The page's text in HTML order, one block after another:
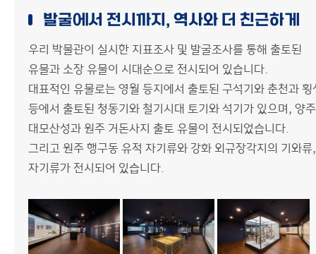
청동기시대
철기시대
삼국시대
통일신라·고려시대
조선시대
발굴에서 전시까지, 역사와 더 친근하게
우리 박물관이 실시한 지표조사 및 발굴조사를 통해 출토된
유물과 소장 유물이 시대순으로 전시되어 있습니다.
대표적인 유물로는 영월 등지에서 출토된 구석기와 춘천과 횡
등에서 출토된 청동기와 철기시대 토기와 석기가 있으며, 양주
대모산성과 원주 거돈사지 출토 유물이 전시되었습니다.
그리고 원주 행구동 유적 자기류와 강화 외규장각지의 기와류,
자기류가 전시되어 있습니다.